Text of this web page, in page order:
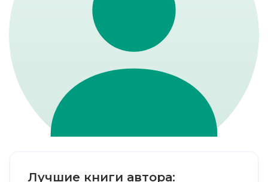
Лучшие книги автора: